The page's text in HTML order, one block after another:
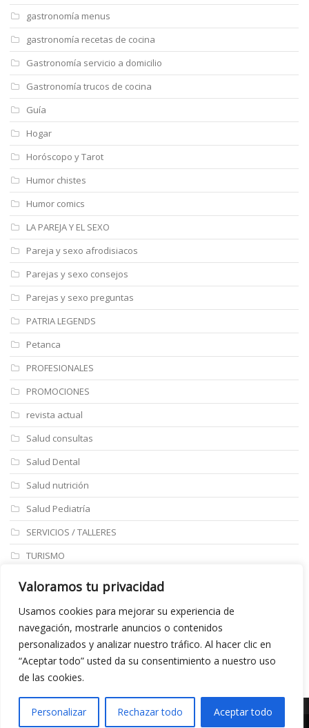
Valoramos tu privacidad
Usamos cookies para mejorar su experiencia de
navegación, mostrarle anuncios o contenidos
personalizados y analizar nuestro tráfico. Al hacer clic en
“Aceptar todo” usted da su consentimiento a nuestro uso
de las cookies.
Personalizar Rechazar todo Aceptar todo
gastronomía menus
gastronomía recetas de cocina
Gastronomía servicio a domicilio
Gastronomía trucos de cocina
Guía
Hogar
Horóscopo y Tarot
Humor chistes
Humor comics
LA PAREJA Y EL SEXO
Pareja y sexo afrodisiacos
Parejas y sexo consejos
Parejas y sexo preguntas
PATRIA LEGENDS
Petanca
PROFESIONALES
PROMOCIONES
revista actual
Salud consultas
Salud Dental
Salud nutrición
Salud Pediatría
SERVICIOS / TALLERES
TURISMO
ULTIMAS NOTICIAS
Aviso legal
©Copyright 2020 realizado porMarketing A Empresas